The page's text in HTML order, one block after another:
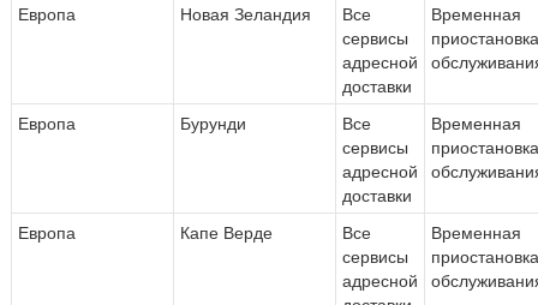
Европа Новая Зеландия
Все
сервисы
адресной
доставки
Временная
Европа Бурунди
Все
сервисы
адресной
доставки
Временная
Европа Капе Верде
Все
сервисы
адресной
Временная